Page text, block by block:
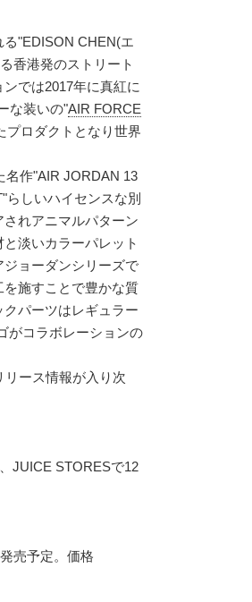
"EDISON CHEN(エ
香港発のストリート
では2017年に真紅に
な装いの"AIR FORCE
プロダクトとなり世界
名作"AIR JORDAN 13
しいハイセンスな別
れアニマルパターン
淡いカラーパレット
ョーダンシリーズで
施すことで豊かな質
パーツはレギュラー
がコラボレーションの
リース情報が入り次
JUICE STORESで12
売予定。価格